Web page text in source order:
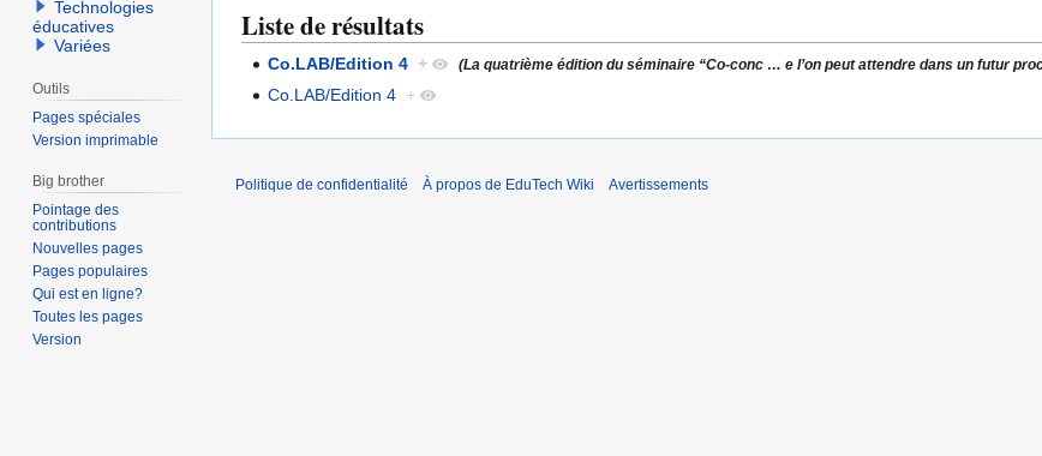
Liste de résultats
Co.LAB/Edition 4 + (La quatrième édition du séminaire “Co-conc …e l’on peut attendre dans un futur
Co.LAB/Edition 4 +
Technologies
éducatives
Variées
Outils
Pages spéciales
Version imprimable
Big brother
Pointage des
contributions
Nouvelles pages
Pages populaires
Qui est en ligne?
Toutes les pages
Version
Politique de confidentialité À propos de EduTech Wiki Avertissements